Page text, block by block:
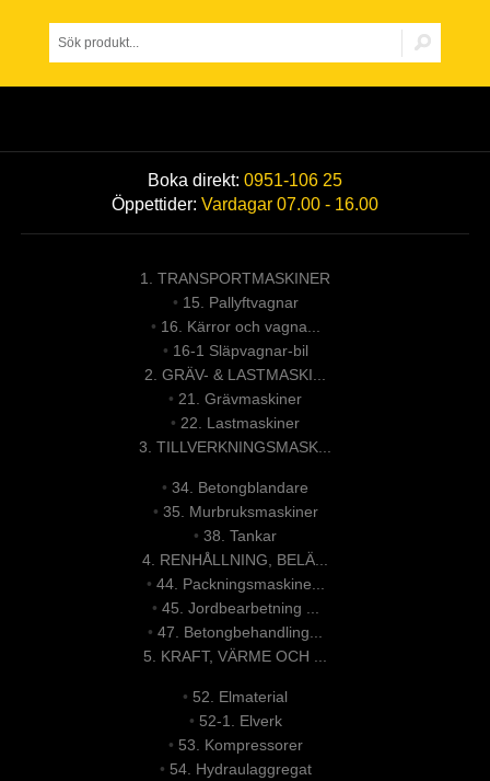
Boka direkt: 0951-106 25
Öppettider: Vardagar 07.00 - 16.00
1. TRANSPORTMASKINER
• 15. Pallyftvagnar
• 16. Kärror och vagna...
• 16-1 Släpvagnar-bil
2. GRÄV- & LASTMASKI...
• 21. Grävmaskiner
• 22. Lastmaskiner
3. TILLVERKNINGSMASK...
•34. Betongblandare
• 35. Murbruksmaskiner
•38. Tankar
4. RENHÅLLNING, BELÄ...
• 44. Packningsmaskine...
• 45. Jordbearbetning ...
•47. Betongbehandling...
5. KRAFT, VÄRME OCH ...
• 52. Elmaterial
• 52-1. Elverk
• 53. Kompressorer
• 54. Hydraulaggregat